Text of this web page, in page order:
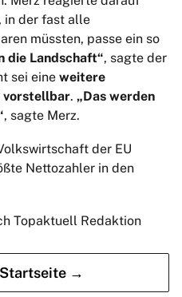
in der fast alle
müssten, passe ein so
die Landschaft“, sagte der
sei eine weitere
vorstellbar. „Das werden
, sagte Merz.
der EU
Nettozahler in den
Topaktuell Redaktion
→